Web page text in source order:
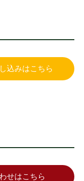
込みはこちら
せはこちら